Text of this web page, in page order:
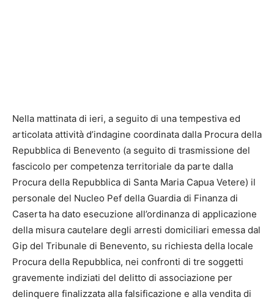
Nella mattinata di ieri, a seguito di una tempestiva ed
articolata attività d’indagine coordinata dalla Procura della
Repubblica di Benevento (a seguito di trasmissione del
fascicolo per competenza territoriale da parte dalla
Procura della Repubblica di Santa Maria Capua Vetere) il
personale del Nucleo Pef della Guardia di Finanza di
Caserta ha dato esecuzione all’ordinanza di applicazione
della misura cautelare degli arresti domiciliari emessa dal
Gip del Tribunale di Benevento, su richiesta della locale
Procura della Repubblica, nei confronti di tre soggetti
gravemente indiziati del delitto di associazione per
delinquere finalizzata alla falsificazione e alla vendita di